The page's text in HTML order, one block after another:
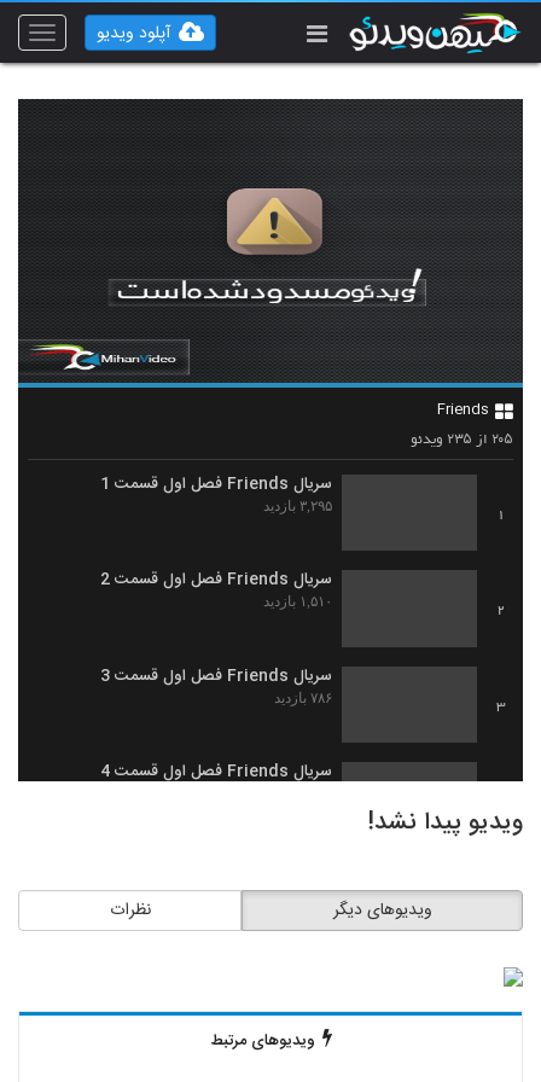
Toggle
آپلود ویدیو
Friends
۲۰۵ از ۲۳۵ ویدئو
1
سریال Friends فصل اول قسمت 1
۳,۲۹۵ بازدید
2
سریال Friends فصل اول قسمت 2
۱,۵۱۰ بازدید
3
سریال Friends فصل اول قسمت 3
۷۸۶ بازدید
سریال Friends فصل اول قسمت 4
۱,۲۶۹ بازدید
ویدیو پیدا نشد!
نظرات ویدیوهای دیگر
ویدیوهای مرتبط